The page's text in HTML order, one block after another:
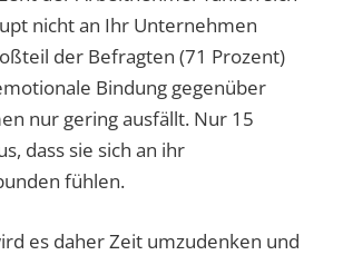
nicht an Ihr Unternehmen
der Befragten (71 Prozent)
Bindung gegenüber
nur gering ausfällt. Nur 15
dass sie sich an ihr
fühlen.
es daher Zeit umzudenken und